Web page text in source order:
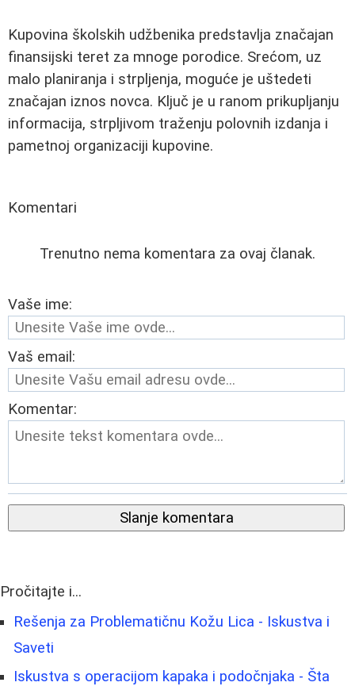
Kupovina školskih udžbenika predstavlja značajan
finansijski teret za mnoge porodice. Srećom, uz
malo planiranja i strpljenja, moguće je uštedeti
značajan iznos novca. Ključ je u ranom prikupljanju
informacija, strpljivom traženju polovnih izdanja i
pametnoj organizaciji kupovine.
Komentari
Trenutno nema komentara za ovaj članak.
Vaše ime:
Vaš email:
Komentar:
Slanje komentara
Pročitajte i...
Rešenja za Problematičnu Kožu Lica - Iskustva i
Saveti
Iskustva s operacijom kapaka i podočnjaka - Šta